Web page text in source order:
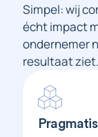
Simpel: wij
écht impact
ondernemer
resultaat ziet.